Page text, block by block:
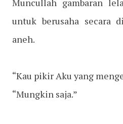
Muncullah gambaran
untuk berusaha secara
aneh.
“Kau pikir Aku yang
“Mungkin saja.”